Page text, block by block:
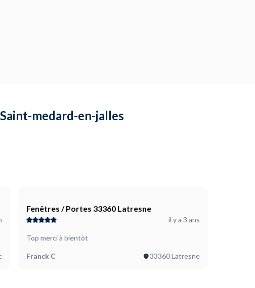
medard-en-jalles
Fenêtres / Portes 33360 Latresne
il y a 3 ans
Top merci à bientôt
Franck C 33360 Latresne